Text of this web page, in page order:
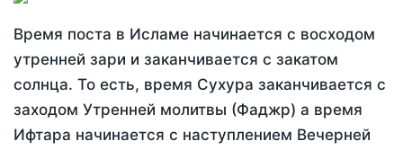
Время поста в Исламе начинается с восходом
утренней зари и заканчивается с закатом
солнца. То есть, время Сухура заканчивается с
заходом Утренней молитвы (Фаджр) а время
Ифтара начинается с наступлением Вечерней